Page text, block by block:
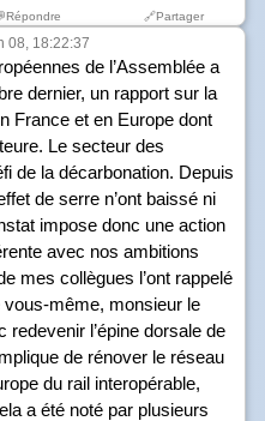
🔗Partager
08, 18:22:37
de l’Assemblée a
dernier, un rapport sur la
France et en Europe dont
Le secteur des
de la décarbonation. Depuis
de serre n’ont baissé ni
impose donc une action
avec nos ambitions
mes collègues l’ont rappelé
vous-même, monsieur le
redevenir l’épine dorsale de
de rénover le réseau
du rail interopérable,
a été noté par plusieurs